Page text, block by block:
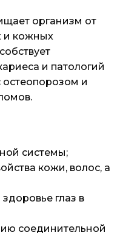
организм от
и кожных
и патологий
остеопорозом и
системы;
кожи, волос, а
глаз в
соединительной